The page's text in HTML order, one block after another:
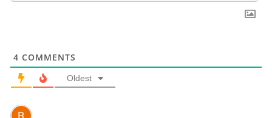
4 COMMENTS
Oldest